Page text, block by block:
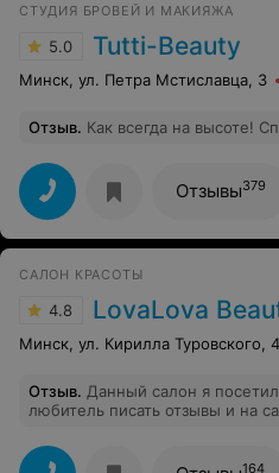
СТУДИЯ БРОВЕЙ И МАКИЯЖА
5.0 Tutti-Beauty
Минск, ул. Петра Мстиславца, 3
Отзыв. Как всегда на высоте!
Отзывы379
САЛОН КРАСОТЫ
4.8 LovaLova
Минск, ул. Кирилла Туровского, 4
Отзыв. Данный салон я посетила
любитель писать отзывы и на
состояние моих ногтей стало ужасное!
посещения на ногте большого
164